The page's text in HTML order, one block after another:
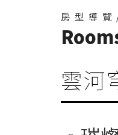
房型導
雲河